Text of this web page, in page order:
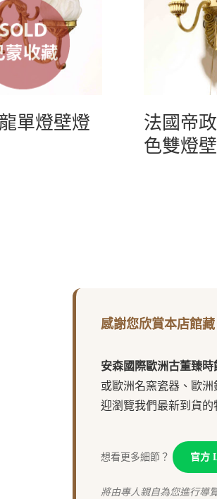
單燈壁燈
法國帝
色雙燈
感謝您欣賞本店館藏
安森國際歐洲古董臻時
或歐洲名窯瓷器、歐
迎瀏覽我們最新到貨的
想看更多細節？ 官方
將由專人親自為您進行導